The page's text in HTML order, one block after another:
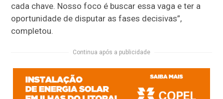
cada chave. Nosso foco é buscar essa vaga e ter a
oportunidade de disputar as fases decisivas”,
completou.
Continua após a publicidade